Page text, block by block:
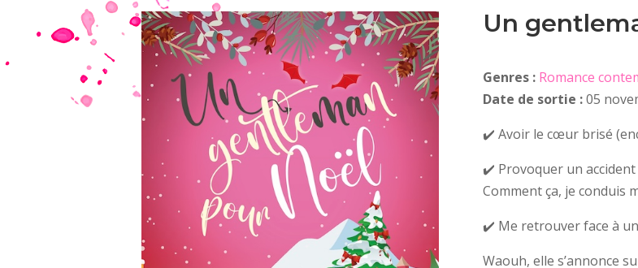
Un
Genres : Romance
Date de sortie :05
✔️ Avoir le cœur brisé
✔️ Provoquer un
Comment ça, je conduis
✔️ Me retrouver face à
Waouh, elle s’annonce